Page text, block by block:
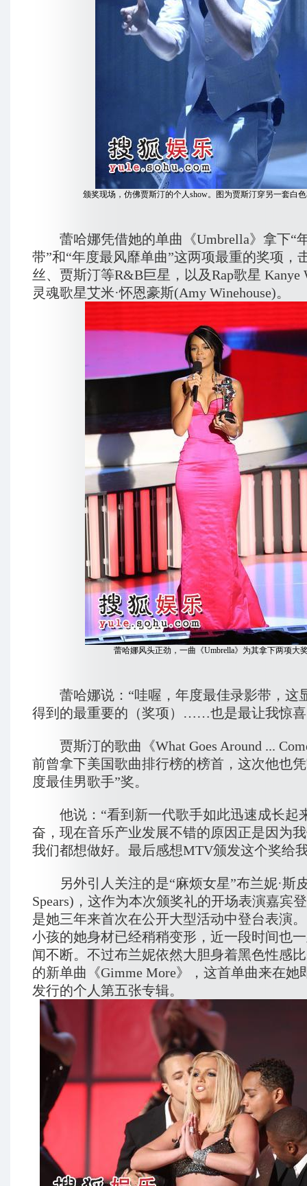
颁奖现场，仿佛贾斯汀的个人show。图为贾斯汀穿另一套白
蕾哈娜凭借她的单曲《Umbrella》拿下“
带”和“年度最风靡单曲”这两项最重的奖项，
丝、贾斯汀等R&B巨星，以及Rap歌星 Kanye
灵魂歌星艾米·怀恩豪斯(Amy Winehouse)。
蕾哈娜风头正劲，一曲《Umbrella》为其拿下两项大
蕾哈娜说：“哇喔，年度最佳录影带，这
得到的最重要的（奖项）……也是最让我惊喜
贾斯汀的歌曲《What Goes Around ...
前曾拿下美国歌曲排行榜的榜首，这次他也
度最佳男歌手”奖。
他说：“看到新一代歌手如此迅速成长起
奋，现在音乐产业发展不错的原因正是因为
我们都想做好。最后感想MTV颁发这个奖给
另外引人关注的是“麻烦女星”布兰妮·斯
Spears)，这作为本次颁奖礼的开场表演嘉宾
是她三年来首次在公开大型活动中登台表演
小孩的她身材已经稍稍变形，近一段时间也
闻不断。不过布兰妮依然大胆身着黑色性感
的新单曲《Gimme More》，这首单曲来在她
发行的个人第五张专辑。